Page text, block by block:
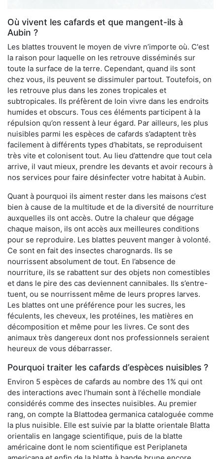
Où vivent les cafards et que mangent-ils à
Aubin ?
Les blattes trouvent le moyen de vivre n’importe où. C'est
la raison pour laquelle on les retrouve disséminés sur
toute la surface de la terre. Cependant, quand ils sont
chez vous, ils peuvent se dissimuler partout. Toutefois, on
les retrouve plus dans les zones tropicales et
subtropicales. Ils préfèrent de loin vivre dans les endroits
humides et obscurs. Tous ces éléments participent à la
répulsion qu’on ressent à leur égard. Par ailleurs, les plus
nuisibles parmi les espèces de cafards s’adaptent très
facilement à différents types d’habitats, se reproduisent
très vite et colonisent tout. Au lieu d’attendre que tout cela
arrive, il vaut mieux, prendre les devants et avoir recours à
nos services pour faire désinfecter votre habitat à Aubin.
Quant à pourquoi ils aiment rester dans les maisons c’est
bien à cause de la multitude et de la diversité de nourriture
auxquelles ils ont accès. Outre la chaleur que dégage
chaque maison, ils ont accès aux meilleures conditions
pour se reproduire. Les blattes peuvent manger à volonté.
Ce sont en fait des insectes charognards. Ils se
nourrissent absolument de tout. En l’absence de
nourriture, ils se rabattent sur des objets non comestibles
et dans le pire des cas deviennent cannibales. Ils s’entre-
tuent, ou se nourrissent même de leurs propres larves.
Les blattes ont une préférence pour les sucres, les
féculents, les cheveux, les protéines, les matières en
décomposition et même pour les livres. Ce sont des
animaux très dangereux dont nos professionnels seraient
heureux de vous débarrasser.
Pourquoi traiter les cafards d’espèces nuisibles ?
Environ 5 espèces de cafards au nombre des 1% qui ont
des interactions avec l’humain sont à l’échelle mondiale
considérés comme des insectes nuisibles. Au premier
rang, on compte la Blattodea germanica cataloguée comme
la plus nuisible. Elle est suivie par la blatte orientale Blatta
orientalis en langage scientifique, puis de la blatte
américaine dont le nom scientifique est Periplaneta